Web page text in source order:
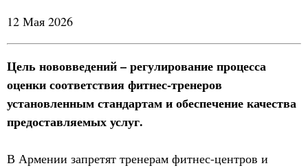
12 Мая 2026
Цель нововведений – регулирование процесса
оценки соответствия фитнес-тренеров
установленным стандартам и обеспечение качества
предоставляемых услуг.
В Армении запретят тренерам фитнес-центров и